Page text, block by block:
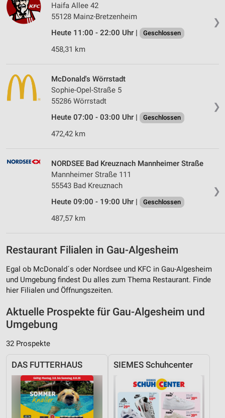
❯
Haifa Allee 42
55128 Mainz-Bretzenheim
Heute 11:00 - 22:00 Uhr |
Geschlossen
458,31 km
❯
McDonald's Wörrstadt
Sophie-Opel-Straße 5
55286 Wörrstadt
Heute 07:00 - 03:00 Uhr |
Geschlossen
472,42 km
❯
NORDSEE Bad Kreuznach Mannheimer Straße
Mannheimer Straße 111
55543 Bad Kreuznach
Heute 09:00 - 19:00 Uhr |
Geschlossen
487,57 km
Restaurant Filialen in Gau-Algesheim
Egal ob McDonald´s oder Nordsee und KFC in Gau-Algesheim
und Umgebung findest Du alles zum Thema Restaurant. Finde
hier Filialen und Öffnungszeiten.
Aktuelle Prospekte für Gau-Algesheim und
Umgebung
32 Prospekte
DAS FUTTERHAUS SIEMES Schuhcenter